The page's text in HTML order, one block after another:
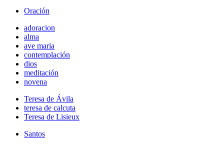
Oración
adoracion
alma
ave maria
contemplación
dios
meditación
novena
Teresa de Ávila
teresa de calcuta
Teresa de Lisieux
Santos